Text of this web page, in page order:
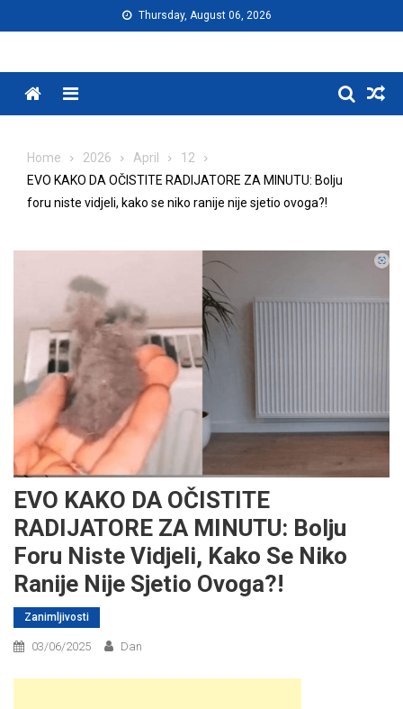
to
Thursday, August 06, 2026
Menu
Home 2026 April
12
EVO KAKO DA OČISTITE RADIJATORE ZA MINUTU: Bolju
foru niste vidjeli, kako se niko ranije nije sjetio ovoga?!
EVO KAKO DA OČISTITE
RADIJATORE ZA MINUTU: Bolju
Foru Niste Vidjeli, Kako Se Niko
Ranije Nije Sjetio Ovoga?!
Zanimljivosti
03/06/2025 Dan